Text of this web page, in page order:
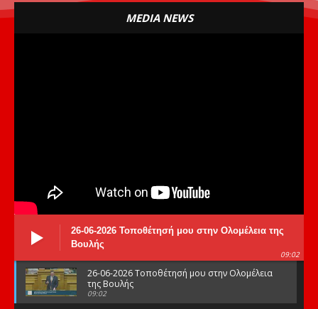
MEDIA NEWS
26-06-2026 Τοποθέτησή μου στην Ολομέλεια της
Βουλής
09:02
26-06-2026 Τοποθέτησή μου στην Ολομέλεια
της Βουλής
09:02